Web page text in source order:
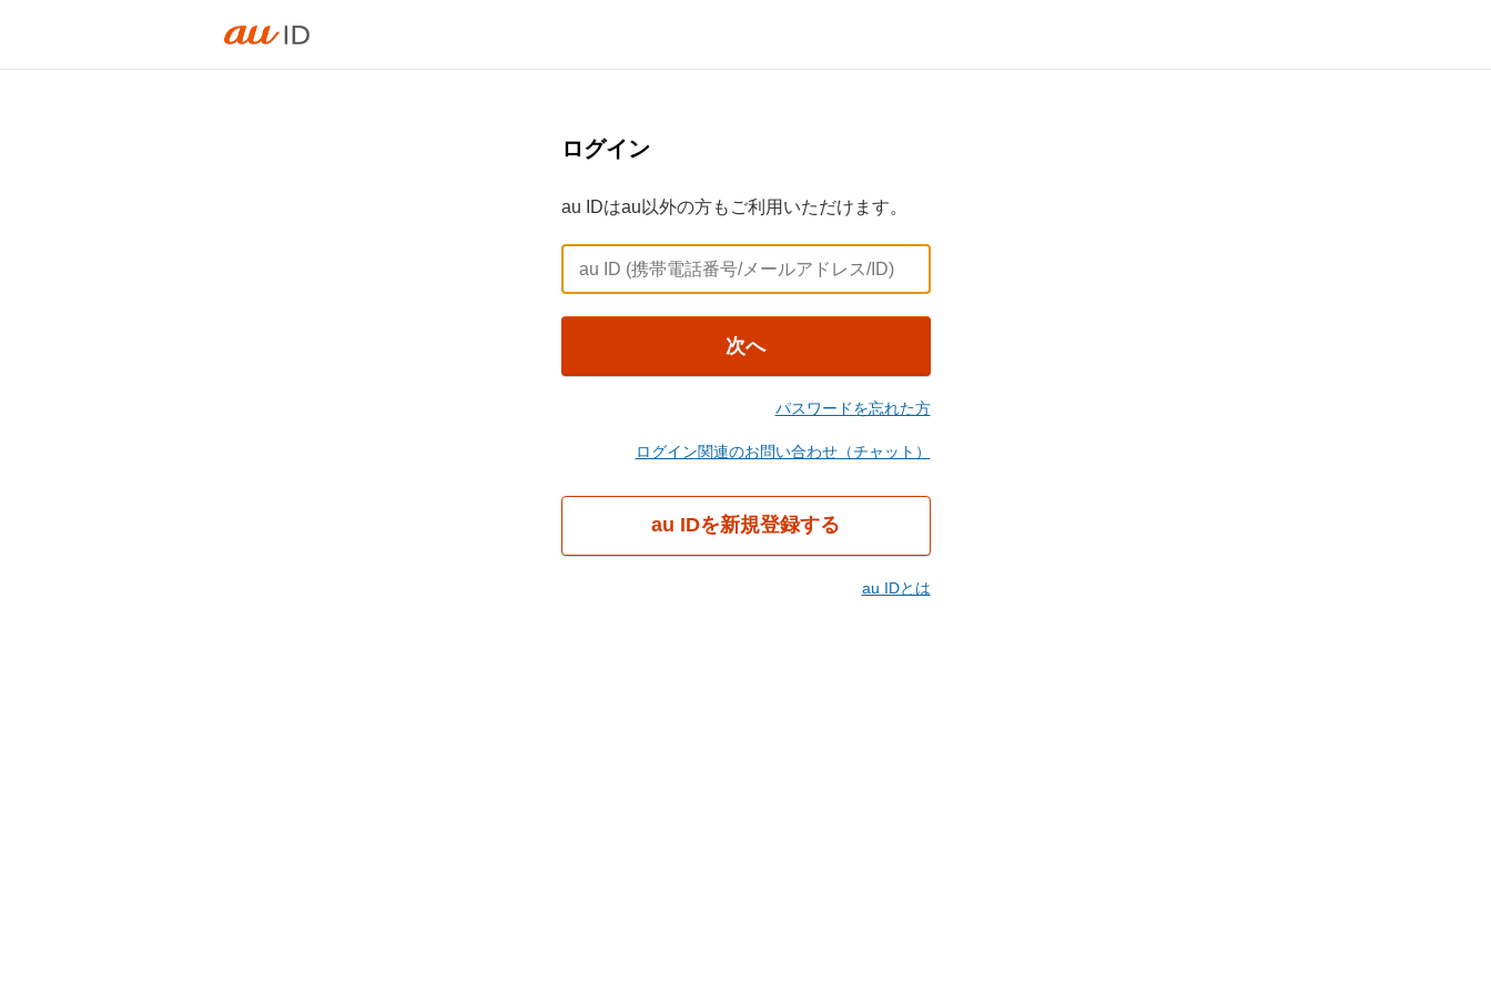
ログイン
au IDはau以外の方もご利用いただけます。
次へ
パスワードを忘れた方
ログイン関連のお問い合わせ（チャット）
au IDを新規登録する
au IDとは